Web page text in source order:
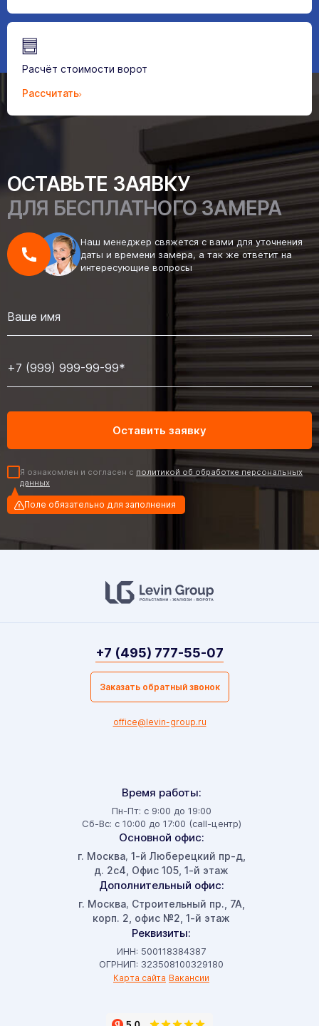
Расчёт стоимости ворот
Рассчитать
ОСТАВЬТЕ ЗАЯВКУ
ДЛЯ БЕСПЛАТНОГО ЗАМЕРА
Наш менеджер свяжется с вами для уточнения
даты и времени замера, а так же ответит на
интересующие вопросы
Я ознакомлен и согласен с политикой об обработке персональных
данных
Поле обязательно для заполнения
Время работы:
Пн-Пт: с 9:00 до 19:00
Сб-Вс: с 10:00 до 17:00 (call-центр)
Основной офис:
г. Москва, 1-й Люберецкий пр-д,
д. 2с4, Офис 105, 1-й этаж
Дополнительный офис:
г. Москва, Строительный пр., 7А,
корп. 2, офис №2, 1-й этаж
Реквизиты:
ИНН: 500118384387
ОГРНИП: 323508100329180
Карта сайта Вакансии
+7 (495) 777-55-07
Заказать обратный звонок
office@levin-group.ru